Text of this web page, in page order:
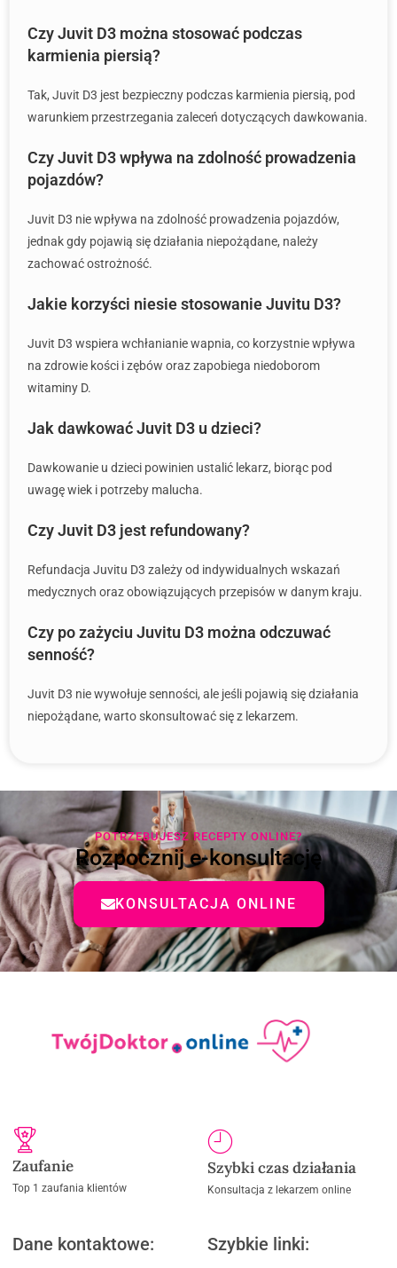
Czy Juvit D3 można stosować podczas
karmienia piersią?
Tak, Juvit D3 jest bezpieczny podczas karmienia piersią, pod
warunkiem przestrzegania zaleceń dotyczących dawkowania.
Czy Juvit D3 wpływa na zdolność prowadzenia
pojazdów?
Juvit D3 nie wpływa na zdolność prowadzenia pojazdów,
jednak gdy pojawią się działania niepożądane, należy
zachować ostrożność.
Jakie korzyści niesie stosowanie Juvitu D3?
Juvit D3 wspiera wchłanianie wapnia, co korzystnie wpływa
na zdrowie kości i zębów oraz zapobiega niedoborom
witaminy D.
Jak dawkować Juvit D3 u dzieci?
Dawkowanie u dzieci powinien ustalić lekarz, biorąc pod
uwagę wiek i potrzeby malucha.
Czy Juvit D3 jest refundowany?
Refundacja Juvitu D3 zależy od indywidualnych wskazań
medycznych oraz obowiązujących przepisów w danym kraju.
Czy po zażyciu Juvitu D3 można odczuwać
senność?
Juvit D3 nie wywołuje senności, ale jeśli pojawią się działania
niepożądane, warto skonsultować się z lekarzem.
POTRZEBUJESZ RECEPTY ONLINE?
Rozpocznij e-konsultację
KONSULTACJA ONLINE
Zaufanie
Top 1 zaufania klientów
Szybki czas działania
Konsultacja z lekarzem online
Dane kontaktowe: Szybkie linki: